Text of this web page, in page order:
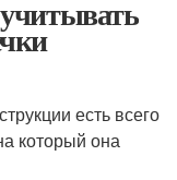
есть всего
который она